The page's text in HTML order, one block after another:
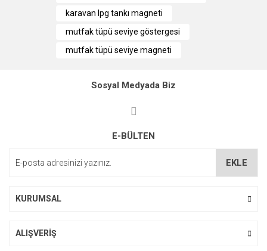
Görüş ve önerileriniz için teşekkür ederiz.
Ürün resmi kalitesiz, bozuk veya görüntülenemiyor.
Ürün bilgilerinde hatalar bulunuyor.
karavan lpg tankı magneti
mutfak tüpü seviye göstergesi
mutfak tüpü seviye magneti
Sosyal Medyada Biz
E-BÜLTEN
EKLE
KURUMSAL
ALIŞVERİŞ